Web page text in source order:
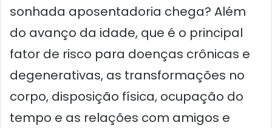
sonhada aposentadoria chega? Além
do avanço da idade, que é o principal
fator de risco para doenças crônicas e
degenerativas, as transformações no
corpo, disposição física, ocupação do
tempo e as relações com amigos e